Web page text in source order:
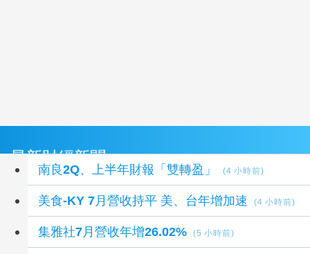
最新財經新聞
南良2Q、上半年財報「雙轉盈」 (4 小時前)
美食-KY 7月營收持平 美、台年增加速 (4 小時前)
集雅社7月營收年增26.02% (5 小時前)